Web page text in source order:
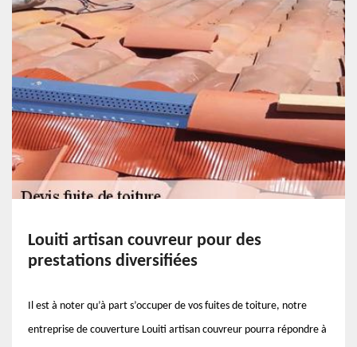
Louiti artisan couvreur pour des
prestations diversifiées
Il est à noter qu’à part s’occuper de vos fuites de toiture, notre
entreprise de couverture Louiti artisan couvreur pourra répondre à